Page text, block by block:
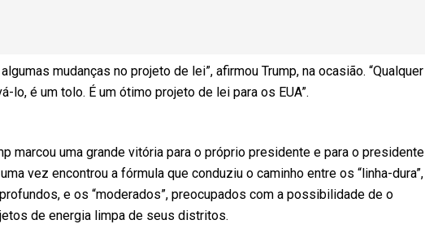
mudanças no projeto de lei”, afirmou Trump, na ocasião. “Qualquer
lo, é um tolo. É um ótimo projeto de lei para os EUA”.
marcou uma grande vitória para o próprio presidente e para o presidente
vez encontrou a fórmula que conduziu o caminho entre os “linha-dura”,
e os “moderados”, preocupados com a possibilidade de o
de energia limpa de seus distritos.